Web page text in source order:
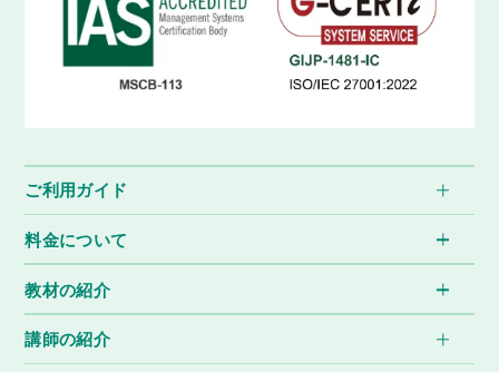
ご利用ガイド
料金について
教材の紹介
講師の紹介